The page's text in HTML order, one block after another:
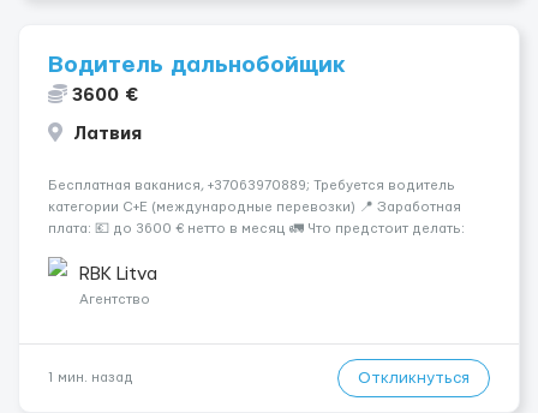
Водитель дальнобойщик
3600 €
Латвия
Бесплатная ваканися, +37063970889; Требуется водитель
категории C+E (международные перевозки) 📍 Заработная
плата: 💶 до 3600 € нетто в месяц 🚛 Что предстоит делать:
среднем 400–500 км в день. Погр...
RBK Litva
Агентство
1 мин. назад Откликнуться